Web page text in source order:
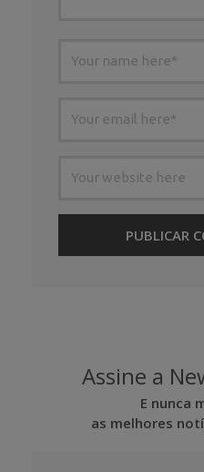
Assine a
E nunca
as melhores